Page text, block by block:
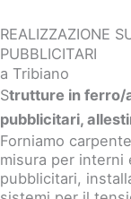
REALIZZAZIONE
PUBBLICITARI
a Tribiano
Strutture in ferro/
pubblicitari,
Forniamo
misura per interni
pubblicitari,